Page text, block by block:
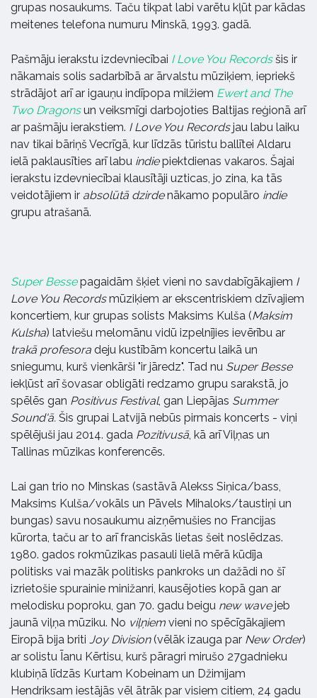
grupas nosaukums. Taču tikpat labi varētu kļūt par kādas
meitenes telefona numuru Minskā, 1993. gadā.
Pašmāju ierakstu izdevniecībai I Love You Recordsšis ir
nākamais solis sadarbībā ar ārvalstu mūziķiem, iepriekš
strādājot arī ar igauņu indīpopa milžiem Ewert and The
Two Dragonsun veiksmīgi darbojoties Baltijas reģionā arī
ar pašmāju ierakstiem. I Love You Recordsjau labu laiku
nav tikai bāriņš Vecrīgā, kur līdzās tūristu ballītei Aldaru
ielā paklausīties arī labu indiepiektdienas vakaros. Šajai
ierakstu izdevniecībai klausītāji uzticas, jo zina, ka tās
veidotājiem ir absolūtā dzirdenākamo populāro indie
grupu atrašanā.
Super Bessepagaidām šķiet vieni no savdabīgākajiem I
Love You Recordsmūziķiem ar ekscentriskiem dzīvajiem
koncertiem, kur grupas solists Maksims Kulša (Maksim
Kulsha) latviešu melomānu vidū izpelnījies ievērību ar
trakā profesora deju kustībām koncertu laikā un
sniegumu, kurš vienkārši "ir jāredz". Tad nu Super Besse
iekļūst arī šovasar obligāti redzamo grupu sarakstā, jo
spēlēs gan Positivus Festival, gan Liepājas Summer
Sound'ā. Šis grupai Latvijā nebūs pirmais koncerts - viņi
spēlējuši jau 2014. gada Pozitivusā, kā arī Viļņas un
Tallinas mūzikas konferencēs.
Lai gan trio no Minskas (sastāvā Alekss Siņica/bass,
Maksims Kulša/vokāls un Pāvels Mihaloks/taustiņi un
bungas) savu nosaukumu aizņēmušies no Francijas
kūrorta, taču ar to arī franciskās lietas šeit noslēdzas.
1980. gados rokmūzikas pasauli lielā mērā kūdīja
politisks vai mazāk politisks pankroks un dažādi no šī
izrietošie spurainie minižanri, kausējoties kopā gan ar
melodisku poproku, gan 70. gadu beigu new wavejeb
jaunā viļņa mūziku. No viļņiem vieni no spēcīgākajiem
Eiropā bija briti Joy Division(vēlāk izauga par New Order)
ar solistu Īanu Kērtisu, kurš pāragri mirušo 27gadnieku
klubiņā līdzās Kurtam Kobeinam un Džimijam
Hendriksam iestājās vēl ātrāk par visiem citiem, 24 gadu